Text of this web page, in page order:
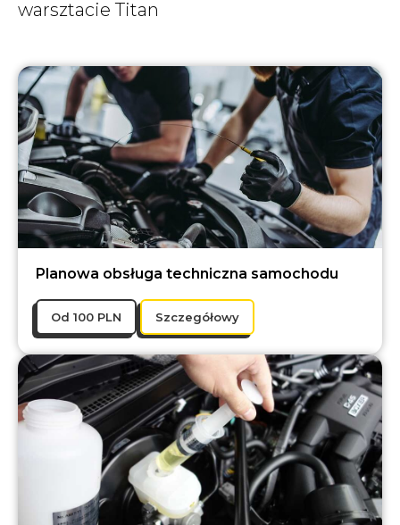
warsztacie Titan
Planowa obsługa techniczna samochodu
Оd 100 PLN Szczegółowy